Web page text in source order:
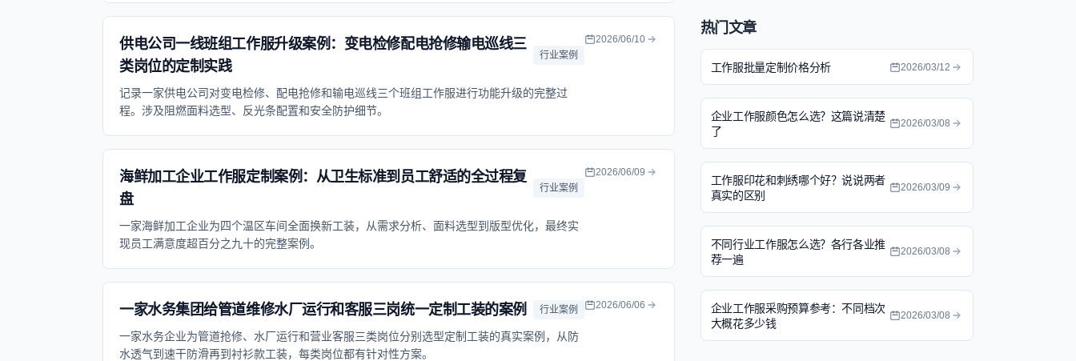
供电公司一线班组工作服升级案例：变电检修配电抢修输电巡线三
类岗位的定制实践
行业案例
记录一家供电公司对变电检修、配电抢修和输电巡线三个班组工作服进行功能升级的完整过
程。涉及阻燃面料选型、反光条配置和安全防护细节。
2026/06/10
海鲜加工企业工作服定制案例：从卫生标准到员工舒适的全过程复
盘
行业案例
一家海鲜加工企业为四个温区车间全面换新工装，从需求分析、面料选型到版型优化，最终实
现员工满意度超百分之九十的完整案例。
2026/06/09
一家水务集团给管道维修水厂运行和客服三岗统一定制工装的案例 行业案例
一家水务企业为管道抢修、水厂运行和营业客服三类岗位分别选型定制工装的真实案例，从防
水透气到速干防滑再到衬衫款工装，每类岗位都有针对性方案。
2026/06/06
热门文章
工作服批量定制价格分析 2026/03/12
企业工作服颜色怎么选？这篇说清楚
了
2026/03/08
工作服印花和刺绣哪个好？说说两者
真实的区别
2026/03/09
不同行业工作服怎么选？各行各业推
荐一遍
2026/03/08
企业工作服采购预算参考：不同档次
大概花多少钱
2026/03/08